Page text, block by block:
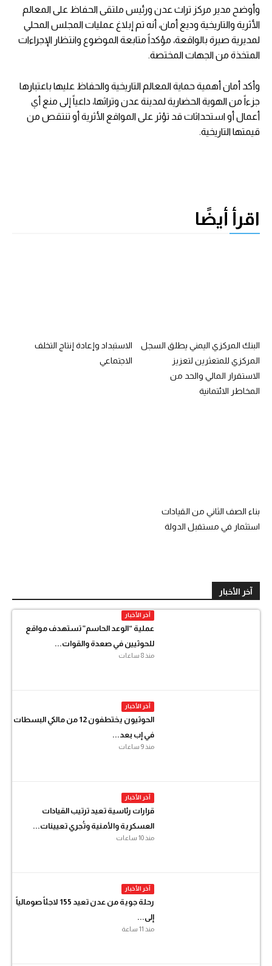
وأوضح مدير مركز تراث عدن ورئيس ملتقى الحفاظ على المعالم
الأثرية والتاريخية وديع أمان، أنه تم إبلاغ عمليات المجلس المحلي
لمديرية صيرة بالواقعة، مؤكداً متابعة الموضوع وانتظار الإجراءات
المتخذة من الجهات المختصة.
وأكد أمان أهمية حماية المعالم التاريخية والحفاظ عليها باعتبارها
جزءاً من الهوية الحضارية لمدينة عدن وتراثها، داعياً إلى منع أي
أعمال أو استحداثات قد تؤثر على المواقع الأثرية أو تنتقص من
قيمتها التاريخية.
اقرأ أيضًا
البنك المركزي اليمني يطلق السجل
المركزي للمتعثرين لتعزيز
الاستقرار المالي والحد من
المخاطر الائتمانية
الاستبداد وإعادة إنتاج التخلف
الاجتماعي
بناء الصف الثاني من القيادات
استثمار في مستقبل الدولة
آخر الأخبار
آخر الأخبار
عملية “الوعد الحاسم” تستهدف مواقع
للحوثيين في صعدة والقوات...
منذ 8 ساعات
آخر الأخبار
الحوثيون يختطفون 12 من مالكي البسطات
في إب بعد...
منذ 9 ساعات
آخر الأخبار
قرارات رئاسية تعيد ترتيب القيادات
العسكرية والأمنية وتُجري تعيينات...
منذ 10 ساعات
آخر الأخبار
رحلة جوية من عدن تعيد 155 لاجئاً صومالياً
إلى...
منذ 11 ساعة